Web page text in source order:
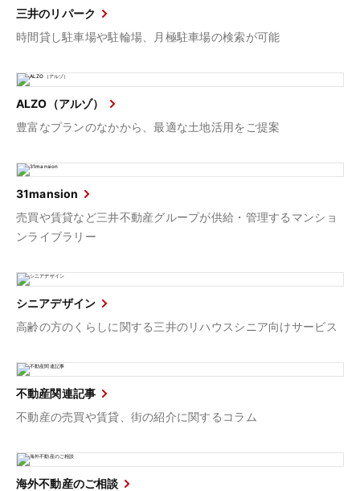
三井のリパーク
時間貸し駐車場や駐輪場、月極駐車場の検索が可能
ALZO（アルゾ）
豊富なプランのなかから、最適な土地活用をご提案
31mansion
売買や賃貸など三井不動産グループが供給・管理するマンショ
ンライブラリー
シニアデザイン
高齢の方のくらしに関する三井のリハウスシニア向けサービス
不動産関連記事
不動産の売買や賃貸、街の紹介に関するコラム
海外不動産のご相談